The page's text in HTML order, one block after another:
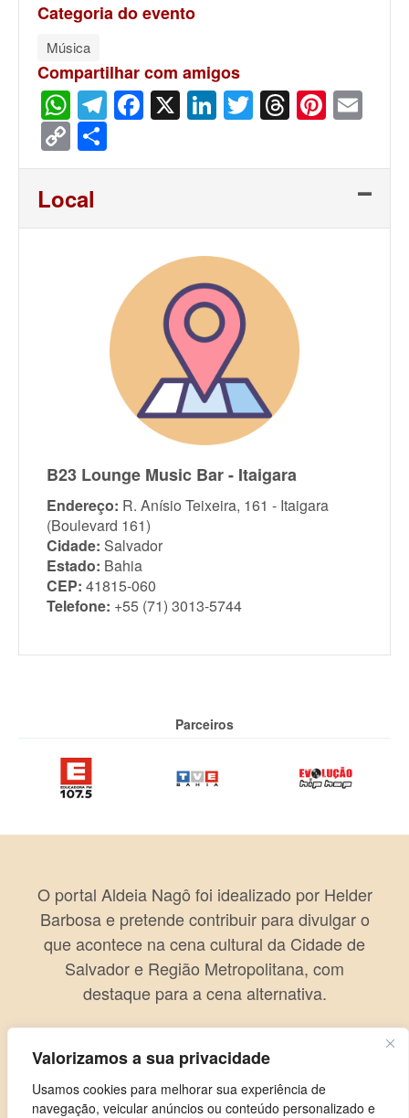
Valorizamos a sua privacidade
Usamos cookies para melhorar sua experiência de
navegação, veicular anúncios ou conteúdo personalizado e
Categoria do evento
Música
Compartilhar com amigos
WhatsApp
Telegram
Facebook
X LinkedIn
Twitter
Threads
Copy
Link
Local
B23 Lounge Music Bar - Itaigara
Endereço: R. Anísio Teixeira, 161 - Itaigara
(Boulevard 161)
Cidade: Salvador
Estado: Bahia
CEP: 41815-060
Telefone: +55 (71) 3013-5744
Parceiros
O portal Aldeia Nagô foi idealizado por Helder
Barbosa e pretende contribuir para divulgar o
que acontece na cena cultural da Cidade de
Salvador e Região Metropolitana, com
destaque para a cena alternativa.